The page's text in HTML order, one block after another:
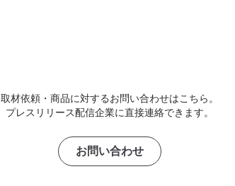
取材依頼・商品に対するお問い合わせはこちら。
プレスリリース配信企業に直接連絡できます。
お問い合わせ